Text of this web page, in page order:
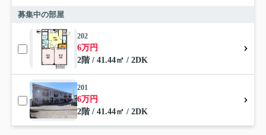
募集中の部屋
202
6万円
2階 / 41.44㎡ / 2DK
201
6万円
2階 / 41.44㎡ / 2DK